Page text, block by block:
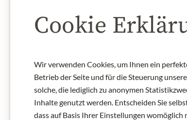
+
+
100 gr|(1 kg
Cookie
Wir verwenden Cookies, um Ihnen ein
Betrieb der Seite und für die Steuerung
solche, die lediglich zu anonymen
Inhalte genutzt werden. Entscheiden Sie
dass auf Basis Ihrer Einstellungen